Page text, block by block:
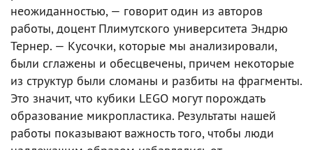
неожиданностью, — говорит один из авторов
работы, доцент Плимутского университета Эндрю
Тернер. — Кусочки, которые мы анализировали,
были сглажены и обесцвечены, причем некоторые
из структур были сломаны и разбиты на фрагменты.
Это значит, что кубики LEGO могут порождать
образование микропластика. Результаты нашей
работы показывают важность того, чтобы люди